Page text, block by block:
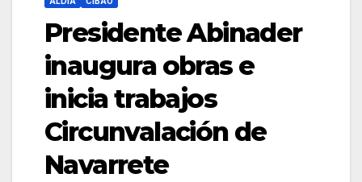
Presidente Abinader
inaugura obras e
inicia trabajos
Circunvalación de
Navarrete